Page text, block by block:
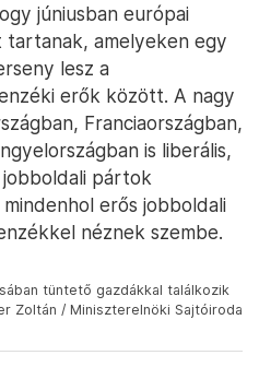
júniusban európai
tartanak, amelyeken egy
lesz a
erők között. A nagy
Franciaországban,
is liberális,
pártok
erős jobboldali
néznek szembe.